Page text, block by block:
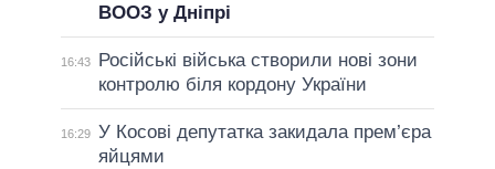
ВООЗ у Дніпрі
16:43
Російські війська створили нові зони
контролю біля кордону України
16:29 У Косові депутатка закидала прем’єра
яйцями